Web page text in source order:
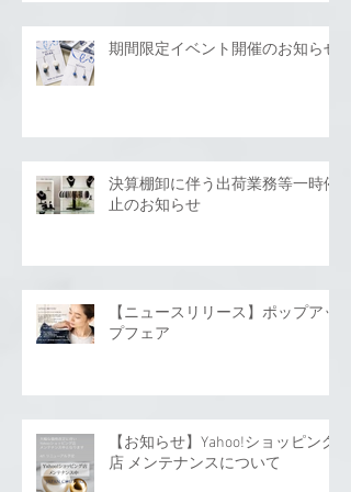
期間限定イベント開催のお知らせ
決算棚卸に伴う出荷業務等一時停
止のお知らせ
【ニュースリリース】ポップアッ
プフェア
【お知らせ】Yahoo!ショッピング
店 メンテナンスについて